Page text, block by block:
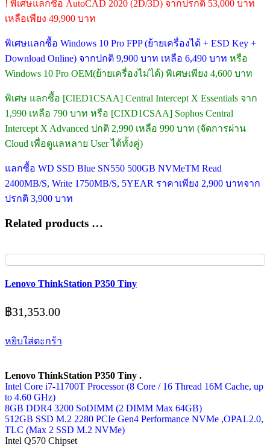
! พิเศษแลกซื้อ AutoCAD 2020 (2D/3D) จากปรกติ 53,000 บาท
เหลือเพียง 49,900 บาท
พิเศษแลกซื้อ Windows 10 Pro FPP (ย้ายเครื่องได้ + ESD Key +
Download Online) จากปกติ 9,900 บาท เหลือ 6,490 บาท หรือ
Windows 10 Pro OEM(ย้ายเครื่องไม่ได้) พิเศษเพียง 4,600 บาท
พิเศษ แลกซื้อ [CIED1CSAA] Central Intercept X Essentials จาก
1,990 เหลือ 790 บาท หรือ [CIXD1CSAA] Sophos Central
Intercept X Advanced ปกติ 2,990 เหลือ 990 บาท (จัดการผ่าน
Cloud เพื่อดูแลหลาย User ได้ทั้งคู่)
แลกซื้อ WD SSD Blue SN550 500GB NVMeTM Read
2400MB/S, Write 1750MB/S, 5YEAR ราคาเพียง 2,900 บาทจาก
ปรกติ 3,900 บาท
Related products …
Lenovo ThinkStation P350 Tiny
฿31,353.00
หยิบใส่ตะกร้า
Lenovo ThinkStation P350 Tiny .
Intel Core i7-11700T Processor (8 Core / 16 Thread 16M Cache, up
to 4.60 GHz)
8GB DDR4 3200 SoDIMM (2 DIMM Max 64GB)
512GB SSD M.2 2280 PCIe Gen4 Performance NVMe ,OPAL2.0,
TLC (Max 2 SSD M.2 NVMe)
Intel Q570 Chipset